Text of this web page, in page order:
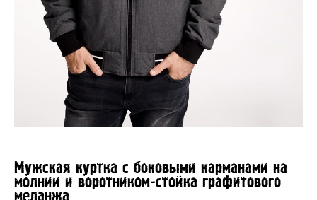
Мужская куртка с боковыми карманами на
молнии и воротником-стойка графитового
меланжа